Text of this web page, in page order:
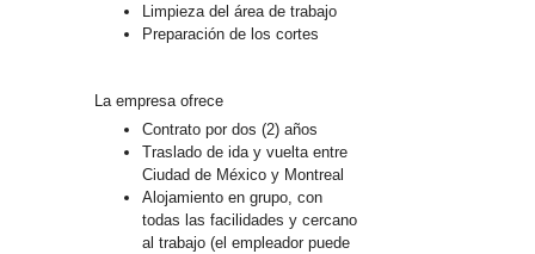
Limpieza del área de trabajo
Preparación de los cortes
La empresa ofrece
Contrato por dos (2) años
Traslado de ida y vuelta entre
Ciudad de México y Montreal
Alojamiento en grupo, con
todas las facilidades y cercano
al trabajo (el empleador puede